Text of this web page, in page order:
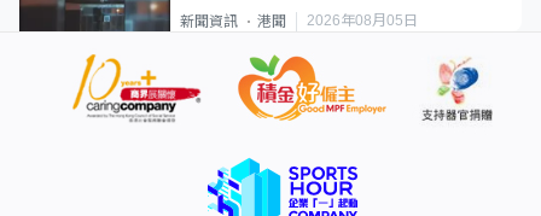
新聞資訊 港聞 2026年08月05日